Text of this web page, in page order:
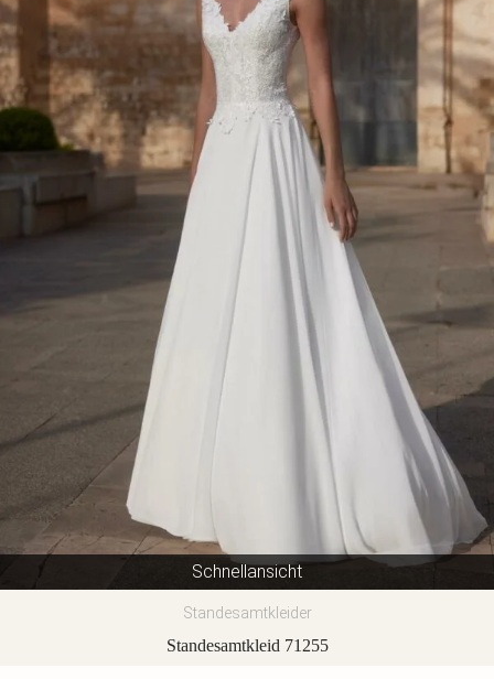
Schnellansicht
Standesamtkleider
Standesamtkleid 71255